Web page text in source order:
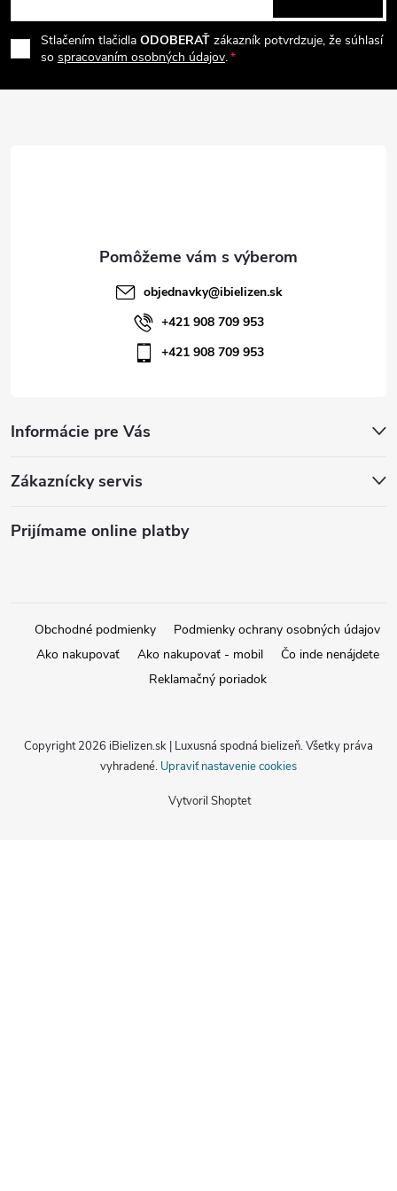
p
r
v
i
e
á
p
Stlačením tlačidla ODOBERAŤ zákazník potvrdzuje, že súhlasí
so spracovaním osobných údajov.
Informácie pre Vás
Zákaznícky servis
Prijímame online platby
objednavky@ibielizen.sk
+421 908 709 953
+421 908 709 953
Obchodné podmienky
Podmienky ochrany osobných údajov
Ako nakupovať
Ako nakupovať - mobil
Čo inde nenájdete
Reklamačný poriadok
Vytvoril Shoptet
Copyright 2026 iBielizen.sk | Luxusná spodná bielizeň. Všetky práva
vyhradené. Upraviť nastavenie cookies